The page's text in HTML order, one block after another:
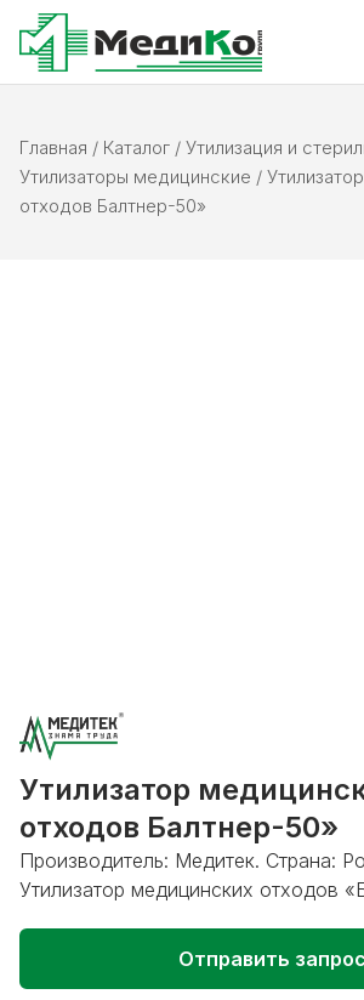
Главная / Каталог / Утилизация и
Утилизаторы медицинские /
отходов Балтнер-50»
Утилизатор
отходов Балтнер-50»
Производитель: Медитек. Страна:
Утилизатор медицинских отходов
Отправить запрос